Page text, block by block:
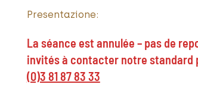
Presentazione:
La séance est annulée – pas de
invités à contacter notre standard
(0)3 81 87 83 33